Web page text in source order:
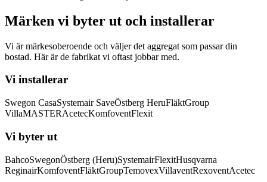
Märken vi byter ut och installerar
Vi är märkesoberoende och väljer det aggregat som passar din
bostad. Här är de fabrikat vi oftast jobbar med.
Vi installerar
Swegon CasaSystemair SaveÖstberg HeruFläktGroup
VillaMASTERAcetecKomfoventFlexit
Vi byter ut
BahcoSwegonÖstberg (Heru)SystemairFlexitHusqvarna
ReginairKomfoventFläktGroupTemovexVillaventRexoventAcetec